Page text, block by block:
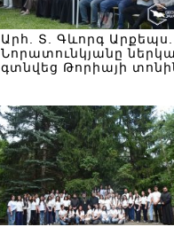
Արհ. Տ. Գևորգ Արքեպս.
Նորատունկյանը
գտնվեց Թորիայի